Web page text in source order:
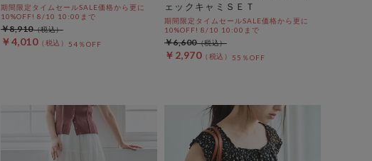
期間限定タイムセールSALE価格から更に
10%OFF! 8/10 10:00まで
￥4,010 54％OFF
￥8,910
ェックキャミＳＥＴ
期間限定タイムセールSALE価格から更に
10%OFF! 8/10 10:00まで
￥2,970 55％OFF
￥6,600